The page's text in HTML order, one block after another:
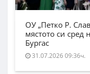
ОУ „Петко Р.
мястото си
Бургас
31.07.2026 09:36ч.